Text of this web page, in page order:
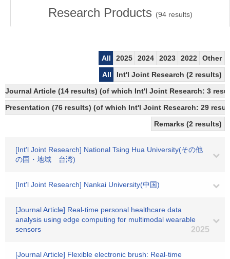
Research Products (94results)
All 2025 2024 2023 2022
Other
All
Int'l Joint Research (2 results)
Journal Article (14 results) (of which Int'l Joint Research: 3
Presentation (76 results) (of which Int'l Joint Research: 29
Remarks (2 results)
[Int'l Joint Research] National Tsing Hua University(その他
の国・地域 台湾)
[Int'l Joint Research] Nankai University(中国)
[Journal Article] Real-time personal healthcare data
analysis using edge computing for multimodal wearable
sensors
2025
[Journal Article] Flexible electronic brush: Real-time